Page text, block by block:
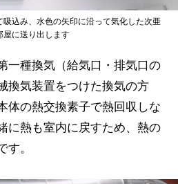
込み、水色の矢印に沿って気化した次亜
屋に送り出します
一種換気（給気口・排気口の
換気装置をつけた換気の方
体の熱交換素子で熱回収しな
に熱も室内に戻すため、熱の
す。